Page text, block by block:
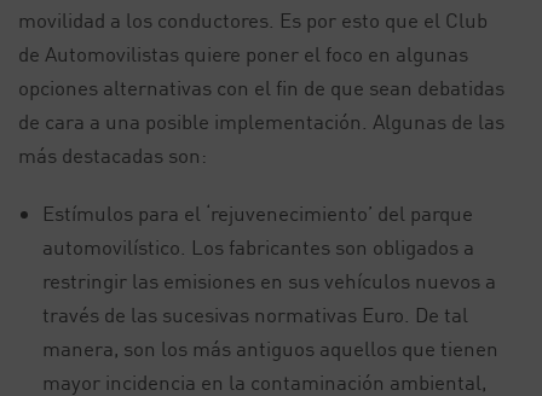
movilidad a los conductores. Es por esto que el Club
de Automovilistas quiere poner el foco en algunas
opciones alternativas con el fin de que sean debatidas
de cara a una posible implementación. Algunas de las
más destacadas son:
Estímulos para el ‘rejuvenecimiento’ del parque
automovilístico. Los fabricantes son obligados a
restringir las emisiones en sus vehículos nuevos a
través de las sucesivas normativas Euro. De tal
manera, son los más antiguos aquellos que tienen
mayor incidencia en la contaminación ambiental,